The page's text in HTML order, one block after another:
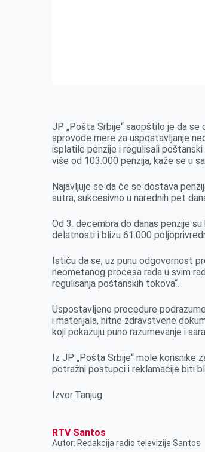
JP „Pošta Srbije“ saopštilo je da
sprovode mere za uspostavljanje
isplatile penzije i regulisali
više od 103.000 penzija, kaže se u
Najavljuje se da će se dostava
sutra, sukcesivno u narednih pet
Od 3. decembra do danas penzije
delatnosti i blizu 61.000
Ističu da se, uz punu odgovornost
neometanog procesa rada u svim
regulisanja poštanskih tokova“.
Uspostavljene procedure
i materijala, hitne zdravstvene
koji pokazuju puno razumevanje i
Iz JP „Pošta Srbije“ mole
potražni postupci i reklamacije biti
Izvor:Tanjug
RTV Santos
Autor: Redakcija radio televizije Santos